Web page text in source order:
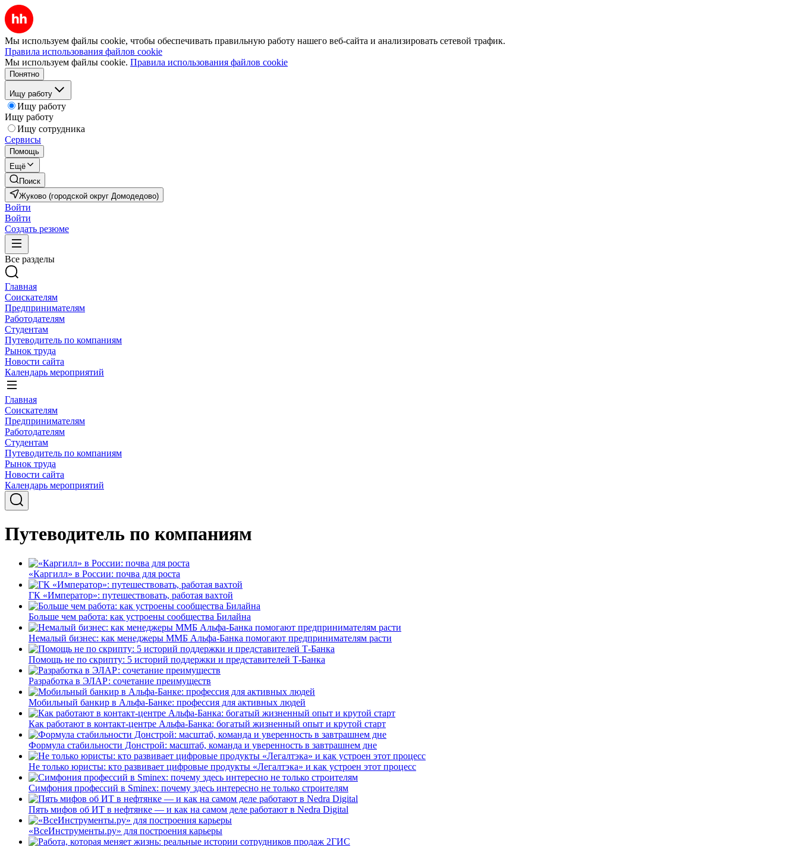
Мы используем файлы cookie, чтобы обеспечивать правильную работу нашего веб-сайта и анализировать сетевой трафик.
Правила использования файлов cookie
Мы используем файлы cookie. Правила использования файлов cookie
Понятно
Ищу работу
Ищу работу
Ищу работу
Ищу сотрудника
Сервисы
Помощь
Ещё
Поиск
Жуково (городской округ Домодедово)
Войти
Войти
Создать резюме
Все разделы
Главная
Соискателям
Предпринимателям
Работодателям
Студентам
Путеводитель по компаниям
Рынок труда
Новости сайта
Календарь мероприятий
Главная
Соискателям
Предпринимателям
Работодателям
Студентам
Путеводитель по компаниям
Рынок труда
Новости сайта
Календарь мероприятий
Путеводитель по компаниям
«Каргилл» в России: почва для роста
ГК «Император»: путешествовать, работая вахтой
Больше чем работа: как устроены сообщества Билайна
Немалый бизнес: как менеджеры ММБ Альфа-Банка помогают предпринимателям расти
Помощь не по скрипту: 5 историй поддержки и представителей Т-Банка
Разработка в ЭЛАР: сочетание преимуществ
Мобильный банкир в Альфа-Банке: профессия для активных людей
Как работают в контакт-центре Альфа-Банка: богатый жизненный опыт и крутой старт
Формула стабильности Донстрой: масштаб, команда и уверенность в завтрашнем дне
Не только юристы: кто развивает цифровые продукты «Легалтэка» и как устроен этот процесс
Симфония профессий в Sminex: почему здесь интересно не только строителям
Пять мифов об ИТ в нефтянке — и как на самом деле работают в Nedra Digital
«ВсеИнструменты.ру» для построения карьеры